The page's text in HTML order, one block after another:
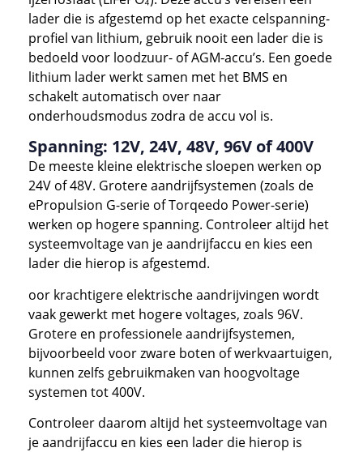
lader die is afgestemd op het exacte celspanning-
profiel van lithium, gebruik nooit een lader die is
bedoeld voor loodzuur- of AGM-accu’s. Een goede
lithium lader werkt samen met het BMS en
schakelt automatisch over naar
onderhoudsmodus zodra de accu vol is.
Spanning: 12V, 24V, 48V, 96V of 400V
De meeste kleine elektrische sloepen werken op
24V of 48V. Grotere aandrijfsystemen (zoals de
ePropulsion G-serie of Torqeedo Power-serie)
werken op hogere spanning. Controleer altijd het
systeemvoltage van je aandrijfaccu en kies een
lader die hierop is afgestemd.
oor krachtigere elektrische aandrijvingen wordt
vaak gewerkt met hogere voltages, zoals 96V.
Grotere en professionele aandrijfsystemen,
bijvoorbeeld voor zware boten of werkvaartuigen,
kunnen zelfs gebruikmaken van hoogvoltage
systemen tot 400V.
Controleer daarom altijd het systeemvoltage van
je aandrijfaccu en kies een lader die hierop is